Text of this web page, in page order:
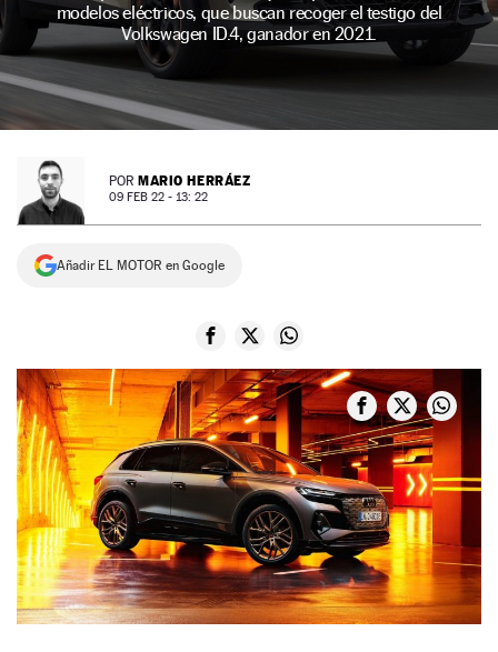
NEWSLETTER
SÍGUENOS
modelos eléctricos, que buscan recoger el testigo del
Volkswagen ID.4, ganador en 2021.
POR MARIO HERRÁEZ
09 FEB 22 - 13: 22
Añadir EL MOTOR en Google